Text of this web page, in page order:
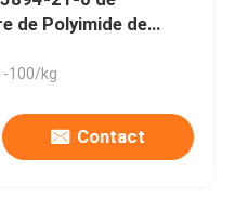
de Polyimide de
100/kg
Contact